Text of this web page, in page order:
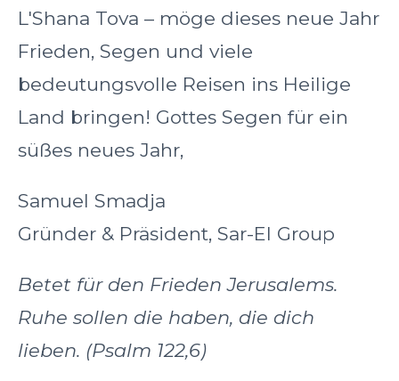
L'Shana Tova – möge dieses neue Jahr
Frieden, Segen und viele
bedeutungsvolle Reisen ins Heilige
Land bringen! Gottes Segen für ein
süßes neues Jahr,
Samuel Smadja
Gründer & Präsident, Sar-El Group
Betet für den Frieden Jerusalems.
Ruhe sollen die haben, die dich
lieben. (Psalm 122,6)